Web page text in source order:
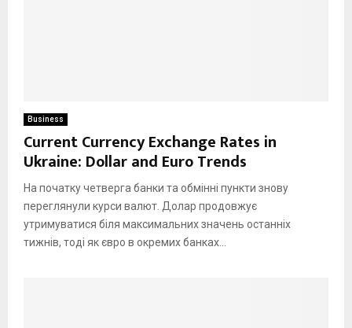
Business
Current Currency Exchange Rates in
Ukraine: Dollar and Euro Trends
На початку четверга банки та обмінні пункти знову
переглянули курси валют. Долар продовжує
утримуватися біля максимальних значень останніх
тижнів, тоді як євро в окремих банках...